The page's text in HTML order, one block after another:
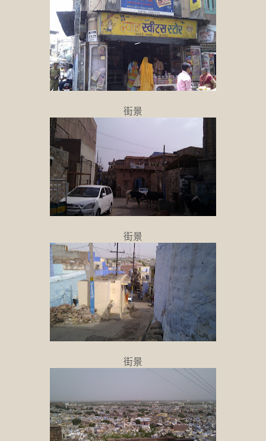
街景
街景
街景